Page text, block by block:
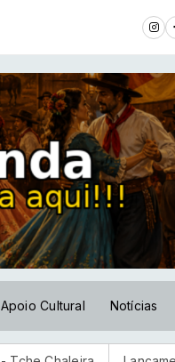
Apoio Cultural Notícias